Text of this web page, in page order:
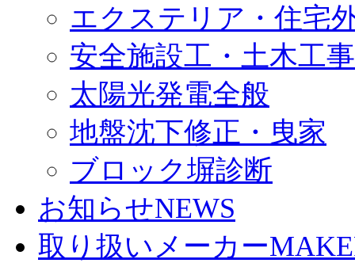
エクステリア・住宅
安全施設工・土木工事
太陽光発電全般
地盤沈下修正・曳家
ブロック塀診断
お知らせNEWS
取り扱いメーカー